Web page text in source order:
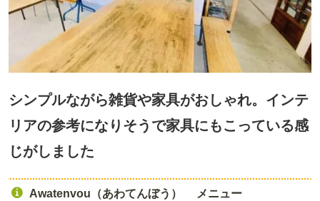
シンプルながら雑貨や家具がおしゃれ。インテ
リアの参考になりそうで家具にもこっている感
じがしました
Awatenvou（あわてんぼう） メニュー